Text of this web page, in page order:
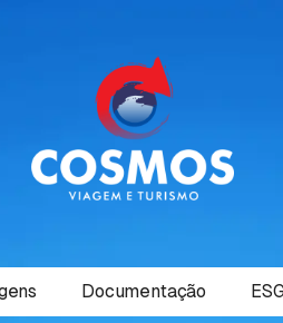
Documentação